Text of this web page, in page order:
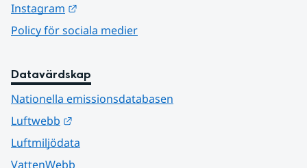
Instagram
Policy för sociala medier
Datavärdskap
Nationella emissionsdatabasen
Luftwebb
Luftmiljödata
VattenWebb